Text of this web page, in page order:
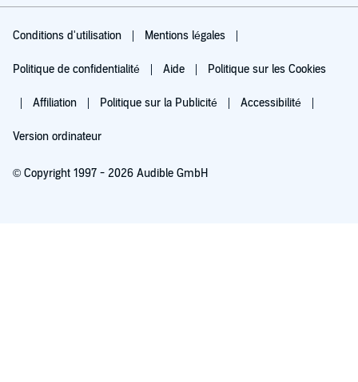
Conditions d'utilisation Mentions légales
Politique de confidentialité Aide Politique sur les Cookies
Affiliation Politique sur la Publicité Accessibilité
Version ordinateur
© Copyright 1997 - 2026 Audible GmbH